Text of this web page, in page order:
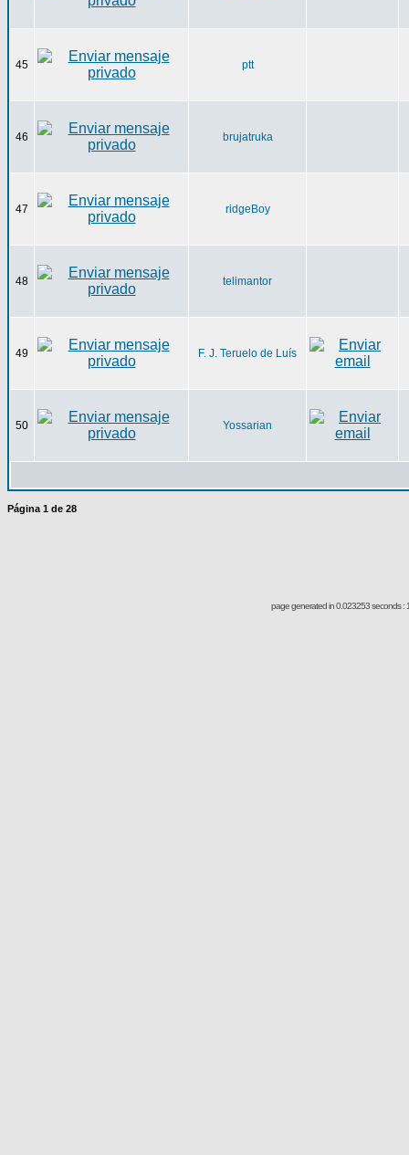
45 ptt
46 brujatruka
47 ridgeBoy
48 telimantor
49 F. J. Teruelo de Luís
50 Yossarian
Página 1 de 28
page generated in 0.023253 seconds :